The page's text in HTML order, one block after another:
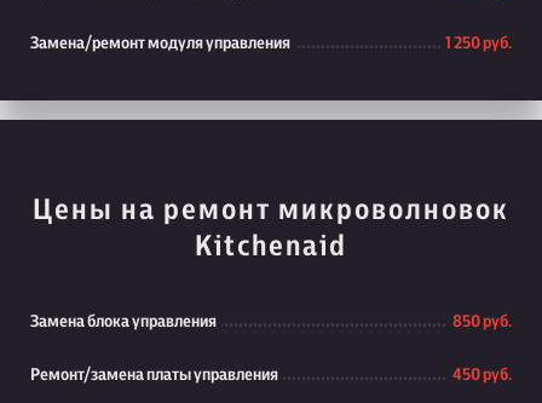
Замена/ремонт модуля управления 1 250 руб.
Цены на ремонт микроволновок
Kitchenaid
Замена блока управления 850 руб.
Ремонт/замена платы управления 450 руб.